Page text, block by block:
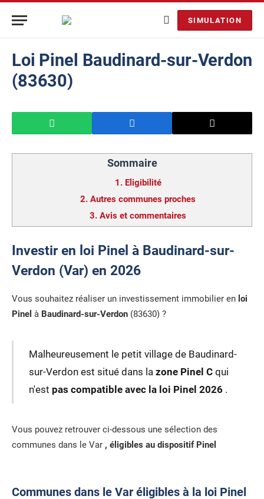
SIMULATION
Loi Pinel Baudinard-sur-Verdon
(83630)
Sommaire
1. Eligibilité
2. Autres communes proches
3. Avis et commentaires
Investir en loi Pinel à Baudinard-sur-
Verdon (Var) en 2026
Vous souhaitez réaliser un investissement immobilier en loi
Pinel à Baudinard-sur-Verdon (83630) ?
Malheureusement le petit village de Baudinard-
sur-Verdon est situé dans la zone Pinel Cqui
n'est pas compatible avec la loi Pinel 2026 .
Vous pouvez retrouver ci-dessous une sélection des
communes dans le Var , éligibles au dispositif Pinel
Communes dans le Var éligibles à la loi Pinel